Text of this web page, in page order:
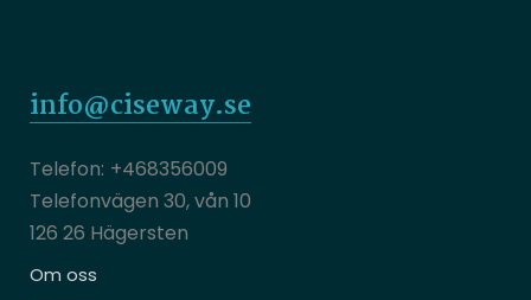
info@ciseway.se
+468356009
Telefonvägen 30, vån 10
126 26 Hägersten
Om oss